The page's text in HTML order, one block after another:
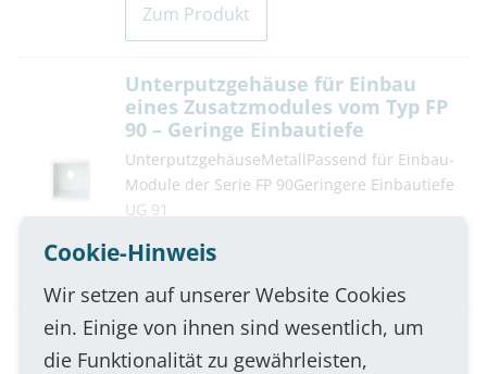
Zum Produkt
Unterputzgehäuse für Einbau
eines Zusatzmodules vom Typ FP
90 – Geringe Einbautiefe
UnterputzgehäuseMetallPassend für Einbau-
Module der Serie FP 90Geringere Einbautiefe
UG 91
Zum Produkt
Cookie-Hinweis
Wir setzen auf unserer Website Cookies
ein. Einige von ihnen sind wesentlich, um
die Funktionalität zu gewährleisten,